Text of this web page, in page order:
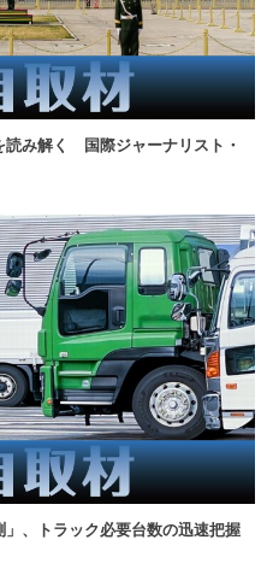
読み解く 国際ジャーナリスト・
」、トラック必要台数の迅速把握